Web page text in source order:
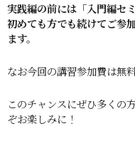
実践編の前には「入門編セ
初めても方でも続けてご参
ます。
なお今回の講習参加費は無
このチャンスにぜひ多くの
ぞお楽しみに！